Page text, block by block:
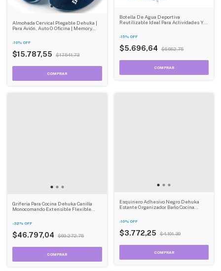
Almohada Cervical Plegable Dehuka |
Para Avión, Auto O Oficina | Memory
-10% OFF
$15.787,55 $17.541,73
Botella De Agua Deportiva
Reutilizable Ideal Para Actividades Y
-15% OFF
$5.696,64 $6.662,75
Griferia Para Cocina Dehuka Canilla
Monocomando Extensible Flexible
-32% OFF
$46.797,04 $69.272,75
Esquinero Adhesivo Negro Dehuka
Estante Organizador Baño Cocina
-10% OFF
$3.772,25 $4.191,39